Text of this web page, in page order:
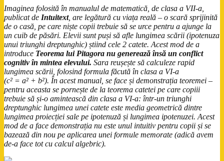
Imaginea folosită în manualul de matematică, de clasa a VII-a,
publicat de Intuitext, are legătură cu viața reală – o scară sprijinită
de o casă, pe care niște copii trebuie să se urce pentru a ajunge la
un cuib de păsări. Elevii sunt puși să afle lungimea scării (ipotenuza
unui triunghi dreptunghic) știind cele 2 catete. Acest mod de a
introduce Teorema lui Pitagora nu generează însă un conflict
cognitiv în mintea elevului. Sara reușește să calculeze rapid
lungimea scării, folosind formula făcută în clasa a VI-a
(c² = a² + b²). În acest manual, se face și demonstrația teoremei –
pentru aceasta se pornește de la teorema catetei pe care copiii
trebuie să și-o amintească din clasa a VI-a: într-un triunghi
dreptunghic lungimea unei catete este media geometrică dintre
lungimea proiecției sale pe ipotenuză și lungimea ipotenuzei. Acest
mod de a face demonstrația nu este unul intuitiv pentru copii și se
bazează din nou pe aplicarea unei formule memorate (adică avem
de-a face tot cu calcul algebric).